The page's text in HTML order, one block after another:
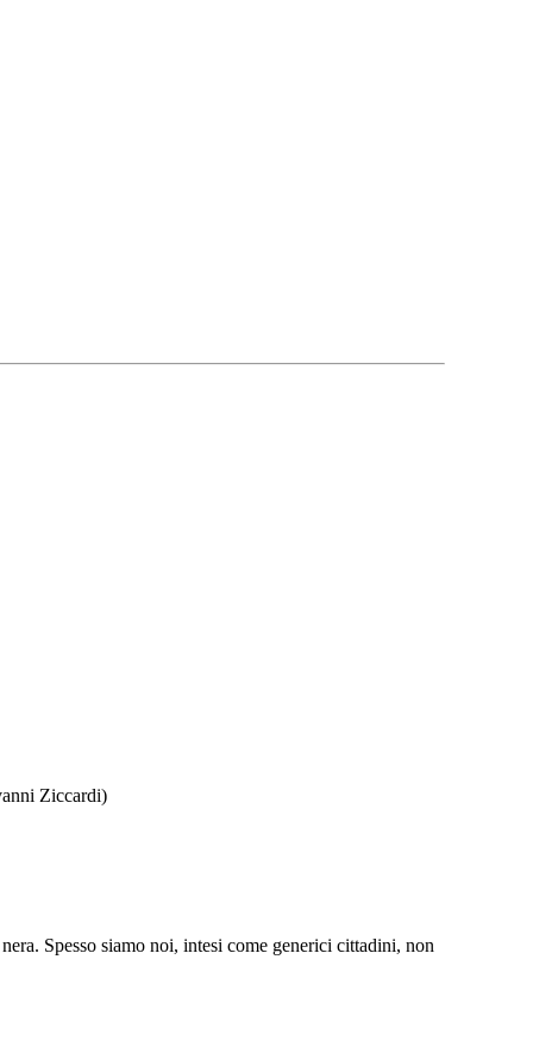
Ziccardi)
Spesso siamo noi, intesi come generici cittadini, non